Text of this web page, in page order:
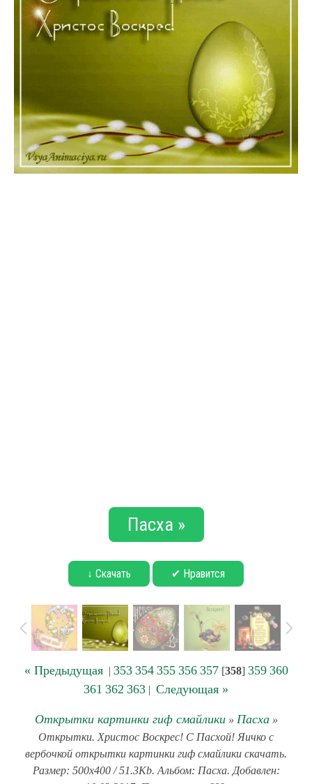
Пасха »
↓ Скачать ✔ Нравится
« Предыдущая| 353 354 355 356 357[358] 359 360
361 362 363 | Следующая »
Открытки картинки гиф смайлики» Пасха»
Открытки. Христос Воскрес! С Пасхой! Яичко с
вербочкой открытки картинки гиф смайлики скачать.
Размер: 500x400 / 51.3Kb. Альбом: Пасха. Добавлен: